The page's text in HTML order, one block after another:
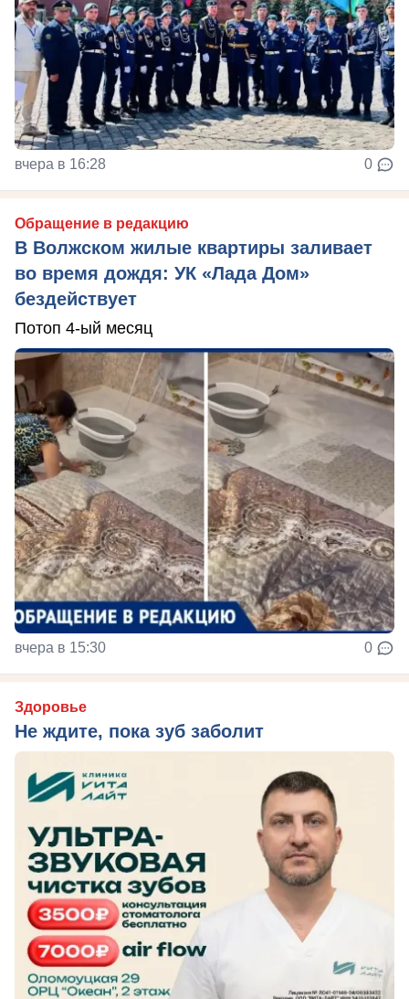
вчера в 16:28 0
Обращение в редакцию
В Волжском жилые квартиры заливает
во время дождя: УК «Лада Дом»
бездействует
Потоп 4-ый месяц
вчера в 15:30 0
Здоровье
Не ждите, пока зуб заболит